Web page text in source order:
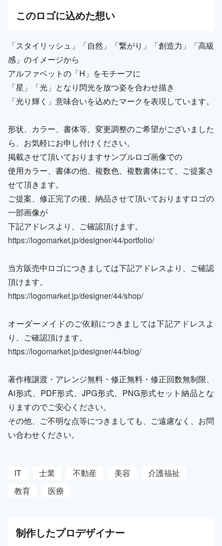
このロゴに込めた想い
「スタイリッシュ」「自然」「繋がり」「創造力」「高級
感」のイメージから
アルファベットの「H」をモチーフに
「星」「光」となり閃光を放つ姿を合わせ描き
「光り輝く」意味合いを込めたマークを表現しています。
形状、カラー、書体等、変更調整のご希望がございました
ら、お気軽にお申し付けください。
掲載させて頂いておりますサンプルロゴ画像での
使用カラー、書体の他、複数色、複数書体にて、ご提案さ
せて頂きます。
ご提案、修正完了の後、納品させて頂いておりますロゴの
一部画像が
下記アドレスより、ご確認頂けます。
https://logomarket.jp/designer/44/portfolio/
当方販売中ロゴにつきましては下記アドレスより、ご確認
頂けます。
https://logomarket.jp/designer/44/shop/
オーダーメイドのご依頼につきましては下記アドレスよ
り、ご確認頂けます。
https://logomarket.jp/designer/44/blog/
著作権譲渡・アレンジ無料・修正無料・修正回数無制限、
AI形式、PDF形式、JPG形式、PNG形式セット納品とな
りますのでご安心ください。
その他、ご不明な点等につきましても、ご遠慮なく、お問
い合わせください。
IT 士業 不動産 美容
介護福祉
教育
医療
制作したプロデザイナー